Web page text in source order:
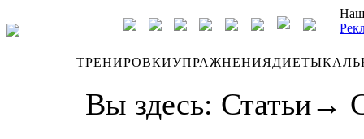
ТРЕНИРОВКИУПРАЖНЕНИЯДИЕТЫ
Вы здесь: Статьи→